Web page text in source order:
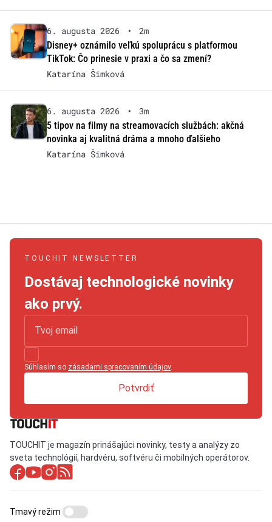
6. augusta 2026 •
2m
Disney+ oznámilo veľkú spoluprácu s platformou
TikTok: Čo prinesie v praxi a čo sa zmení?
Katarína Šimková
6. augusta 2026 •
3m
5 tipov na filmy na streamovacích službách: akčná
novinka aj kvalitná dráma a mnoho ďalšieho
Katarína Šimková
TOUCHIT NEWSLETTER
Dostávaj technologické novinky
ako prvý.
Súhlasím so zásadami spracovaním údajov.
Potvrdiť
TOUCHIT je magazín prinášajúci novinky, testy a analýzy zo
sveta technológií, hardvéru, softvéru či mobilných operátorov.
Tmavý režim